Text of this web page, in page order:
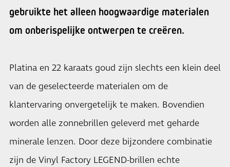
gebruikte het alleen hoogwaardige materialen
om onberispelijke ontwerpen te creëren.
Platina en 22 karaats goud zijn slechts een klein deel
van de geselecteerde materialen om de
klantervaring onvergetelijk te maken. Bovendien
worden alle zonnebrillen geleverd met geharde
minerale lenzen. Door deze bijzondere combinatie
zijn de Vinyl Factory LEGEND-brillen echte